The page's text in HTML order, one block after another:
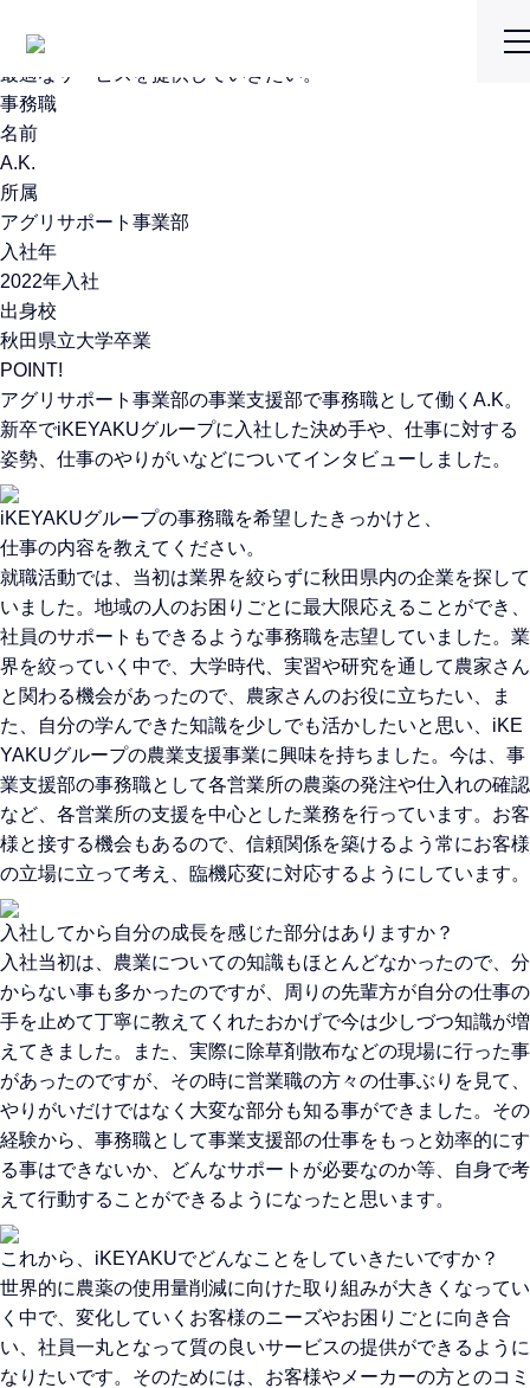
時代の変化に合わせて、
最適なサービスを提供していきたい。
事務職
名前
A.K.
所属
アグリサポート事業部
入社年
2022年入社
出身校
秋田県立大学卒業
POINT!
アグリサポート事業部の事業支援部で事務職として働くA.K。
新卒でiKEYAKUグループに入社した決め手や、仕事に対する
姿勢、仕事のやりがいなどについてインタビューしました。
iKEYAKUグループの事務職を希望したきっかけと、
仕事の内容を教えてください。
就職活動では、当初は業界を絞らずに秋田県内の企業を探して
いました。地域の人のお困りごとに最大限応えることができ、
社員のサポートもできるような事務職を志望していました。業
界を絞っていく中で、大学時代、実習や研究を通して農家さん
と関わる機会があったので、農家さんのお役に立ちたい、ま
た、自分の学んできた知識を少しでも活かしたいと思い、iKE
YAKUグループの農業支援事業に興味を持ちました。今は、事
業支援部の事務職として各営業所の農薬の発注や仕入れの確認
など、各営業所の支援を中心とした業務を行っています。お客
様と接する機会もあるので、信頼関係を築けるよう常にお客様
の立場に立って考え、臨機応変に対応するようにしています。
入社してから自分の成長を感じた部分はありますか？
入社当初は、農業についての知識もほとんどなかったので、分
からない事も多かったのですが、周りの先輩方が自分の仕事の
手を止めて丁寧に教えてくれたおかげで今は少しづつ知識が増
えてきました。また、実際に除草剤散布などの現場に行った事
があったのですが、その時に営業職の方々の仕事ぶりを見て、
やりがいだけではなく大変な部分も知る事ができました。その
経験から、事務職として事業支援部の仕事をもっと効率的にす
る事はできないか、どんなサポートが必要なのか等、自身で考
えて行動することができるようになったと思います。
これから、iKEYAKUでどんなことをしていきたいですか？
世界的に農薬の使用量削減に向けた取り組みが大きくなってい
く中で、変化していくお客様のニーズやお困りごとに向き合
い、社員一丸となって質の良いサービスの提供ができるように
なりたいです。そのためには、お客様やメーカーの方とのコミ